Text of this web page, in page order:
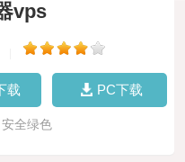
vps
载 PC下载
全绿色